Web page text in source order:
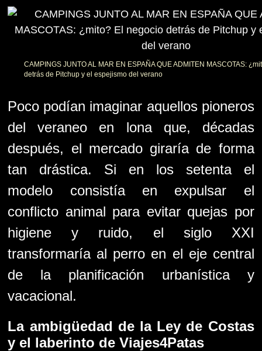
CAMPINGS JUNTO AL MAR EN ESPAÑA QUE ADMITEN MASCOTAS:
detrás de Pitchup y el espejismo del verano
Poco podían imaginar aquellos pioneros
del veraneo en lona que, décadas
después, el mercado giraría de forma
tan drástica. Si en los setenta el
modelo consistía en expulsar el
conflicto animal para evitar quejas por
higiene y ruido, el siglo XXI
transformaría al perro en el eje central
de la planificación urbanística y
vacacional.
La ambigüedad de la Ley de Costas
y el laberinto deViajes4Patas